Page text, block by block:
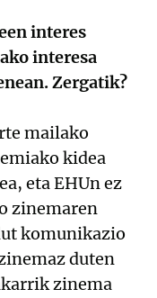
interes
interesa
Zergatik?
mailako
kidea
eta EHUn ez
zinemaren
komunikazio
duten
zinema